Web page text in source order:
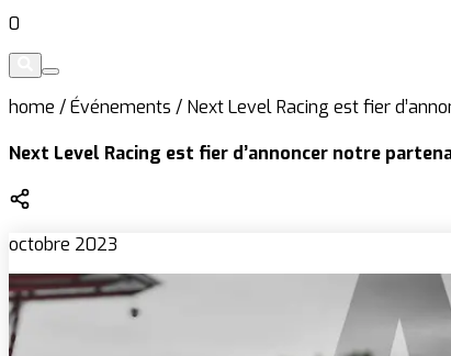
0
home /Événements / Next Level Racing est fier
Next Level Racing est fier d’annoncer notre
octobre 2023